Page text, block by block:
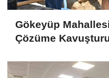
Gökeyüp
Çözüme